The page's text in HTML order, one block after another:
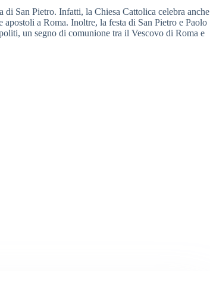
di San Pietro. Infatti, la Chiesa Cattolica celebra anche
a Roma. Inoltre, la festa di San Pietro e Paolo
un segno di comunione tra il Vescovo di Roma e